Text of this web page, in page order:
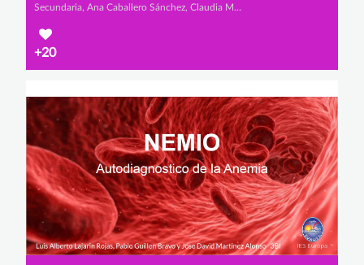
Secundaria, Ana Caballero Sánchez, Claudia Manzanera Asensio y Isabel Bravo Rodríguez
+20